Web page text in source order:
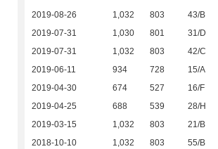
2019-08-26
1,032 803 43/B
2019-07-31
1,030 801 31/D
2019-07-31
1,032 803 42/C
2019-06-11
934 728 15/A
2019-04-30
674 527 16/F
2019-04-25
688 539 28/H
2019-03-15
1,032 803 21/B
2018-10-10
1,032 803 55/B